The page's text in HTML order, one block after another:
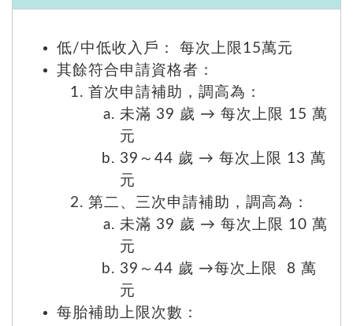
低/中低收入戶： 每次上限15萬元
其餘符合申請資格者：
首次申請補助，調高為：
未滿 39 歲 → 每次上限 15 萬
元
39～44 歲 → 每次上限 13 萬
元
第二、三次申請補助，調高為：
未滿 39 歲 → 每次上限 10 萬
元
39～44 歲 →每次上限 8 萬
元
每胎補助上限次數：